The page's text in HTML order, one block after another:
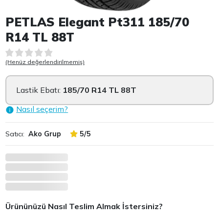
Item 1 of 1
PETLAS Elegant Pt311 185/70
R14 TL 88T
(Henüz değerlendirilmemiş)
Lastik Ebatı: 185/70 R14 TL 88T
Nasıl seçerim?
Satıcı: Ako Grup 5/5
Ürününüzü Nasıl Teslim Almak İstersiniz?